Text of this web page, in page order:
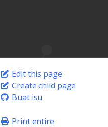
Edit this page
Create child page
Buat isu
Print entire